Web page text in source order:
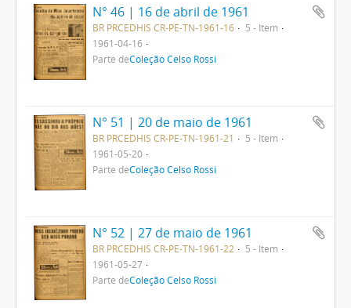
N° 46 | 16 de abril de 1961
BR PRCEDHIS CR-PE-TN-1961-16
5 - Item
1961-04-16
Parte deColeção Celso Rossi
N° 51 | 20 de maio de 1961
BR PRCEDHIS CR-PE-TN-1961-21
5 - Item
1961-05-20
Parte deColeção Celso Rossi
N° 52 | 27 de maio de 1961
BR PRCEDHIS CR-PE-TN-1961-22
5 - Item
1961-05-27
Parte deColeção Celso Rossi